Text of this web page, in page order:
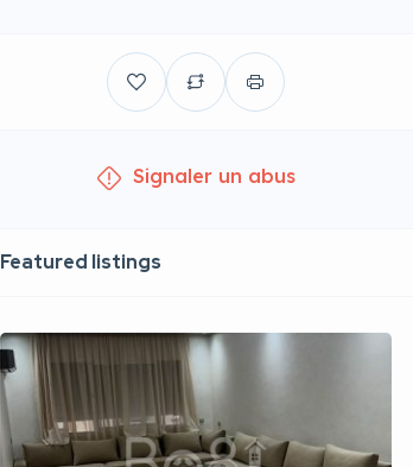
Signaler un abus
Featured listings